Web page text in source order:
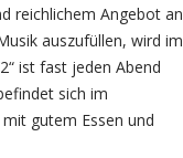
reichlichem Angebot an
auszufüllen, wird im
ist fast jeden Abend
sich im
gutem Essen und